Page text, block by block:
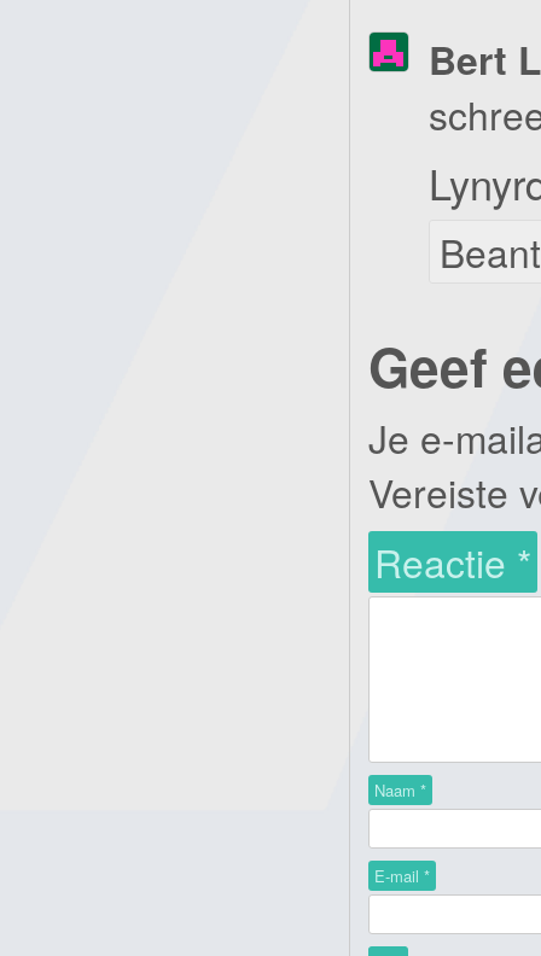
Bert
Geef
Je e-
Vereiste
Reactie *
Naam *
E-mail *